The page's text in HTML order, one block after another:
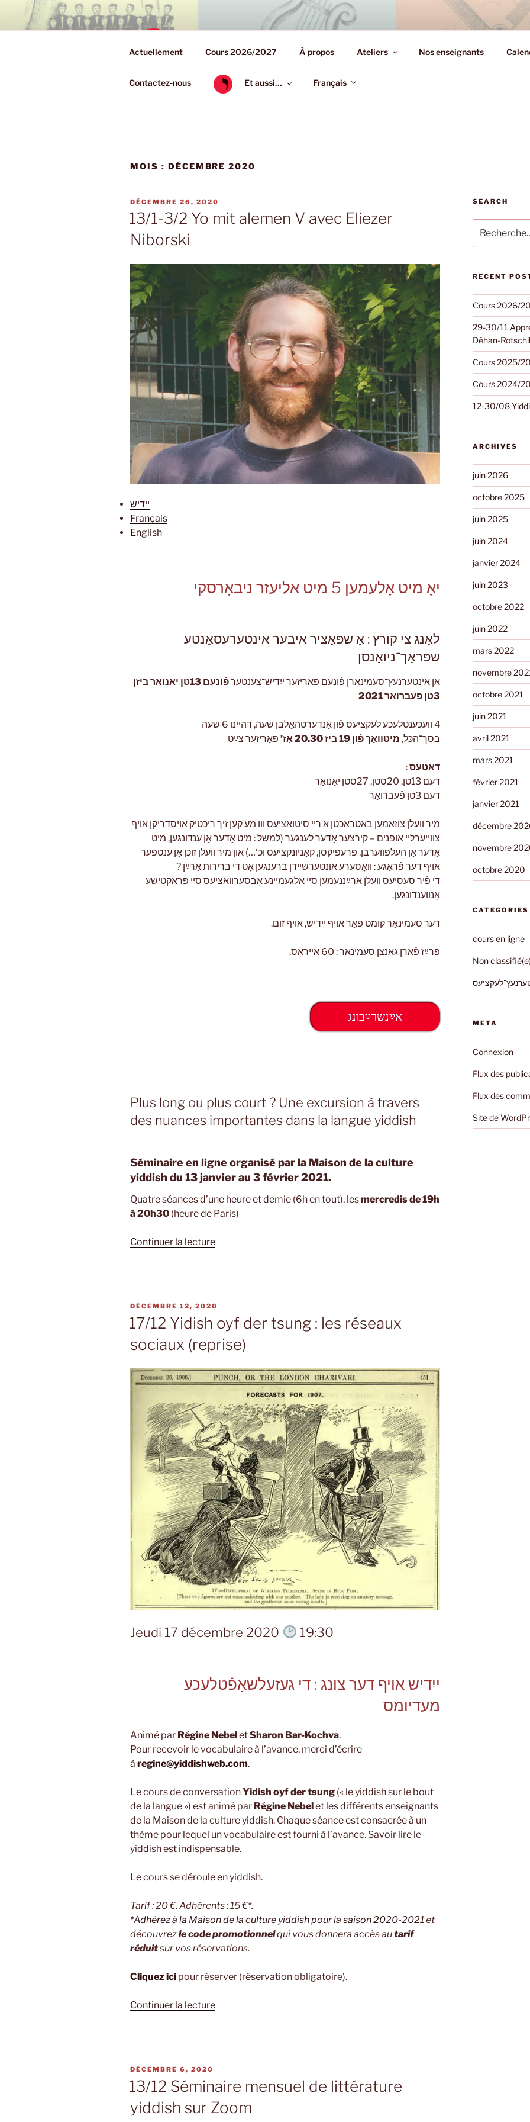
contenu
COURS.YIDDISH.PARIS
Actuellement Cours 2026/2027 À propos Ateliers Nos enseignants
Contactez-nous Et aussi… Français
MOIS : DÉCEMBRE 2020
PUBLIÉ
LE
DÉCEMBRE 26, 2020
13/1-3/2 Yo mit alemen V avec Eliezer
Niborski
ייִדיש
Français
English
יאָ מיט אַלעמען 5 מיט אליעזר ניבאָרסקי
לאַנג צי קורץ : אַ שפּאַציר איבער אינטערעסאַנטע
שפּראַך־ניואַנסן
אַן אינטערנעץ־סעמינאַרן פֿונעם פּאַריזער ייִדיש־צענטער
פֿונעם 13טן יאַנואַר ביזן
3טן פֿעברואַר
2021
4 וועכענטלעכע לעקציעס פֿון אָנדערטהאַלבן שעה, דהײַנו 6 שעה
בסך־הכּל, מיטוואָך פֿון 19 ביז 20.30 אַז’ פּאַריזער צײַט
דאַטעס:
דעם 13טן, 20סטן, 27סטן יאַנואַר
דעם 3טן פֿעברואַר
מיר וועלן צוזאַמען באַטראַכטן אַ ריי סיטואַציעס וווּ מע קען זיך ריכטיק אויסדריקן אויף
צווייערליי אופֿנים – קירצער אָדער לענגער (למשל : מיט אָדער אָן ענדונגען, מיט
אָדער אָן העלפֿווערבן, פּרעפֿיקסן, קאָניונקציעס וכ‘…) און מיר וועלן זוכן אַן ענטפֿער
אויף דער פֿראַגע : וואָסערע אונטערשיידן ברענגען אָט די ברירות אַרײַן ?
די פֿיר סעסיעס וועלן אַרײַננעמען סײַ אַלגעמיינע אָבסערוואַציעס סײַ פּראַקטישע
אָנווענדונגען.
דער סעמינאַר קומט פֿאָר אויף ייִדיש, אויף זום.
פּרײַז פֿאַרן גאַנצן סעמינאַר : 60 אייראָס.
אײַנשרײַבונג
Plus long ou plus court ? Une excursion à travers
des nuances importantes dans la langue yiddish
Séminaire en ligne organisé par la Maison de la culture
yiddish du 13 janvier au 3 février 2021.
Quatre séances d’une heure et demie (6h en tout), lesmercredis de 19h
à 20h30 (heure de Paris)
Continuer la lecturede
alemen
V
avec
Eliezer
Niborski »
PUBLIÉ
LE
DÉCEMBRE 12, 2020
17/12 Yidish oyf der tsung : les réseaux
sociaux (reprise)
Jeudi 17 décembre 2020 19:30
ייִדיש אויף דער צונג : די געזעלשאַפֿטלעכע
מעדיומס
Animé par Régine NebeletSharon Bar-Kochva.
Pour recevoir le vocabulaire à l’avance, merci d’écrire
à regine@yiddishweb.com.
Le cours de conversationYidish oyf der tsung (« le yiddish sur le bout
de la langue ») est animé par Régine Nebelet les différents enseignants
de la Maison de la culture yiddish. Chaque séance est consacrée à un
thème pour lequel un vocabulaire est fourni à l’avance. Savoir lire le
yiddish est indispensable.
Le cours se déroule en yiddish.
Tarif : 20 €. Adhérents : 15 €*.
*Adhérez à la Maison de la culture yiddish pour la saison 2020-2021et
découvrezle code promotionnelqui vous donnera accès autarif
réduitsur vos réservations.
Cliquez ici pour réserver (réservation obligatoire).
Continuer la lecturede
:
les
PUBLIÉ
LE
DÉCEMBRE 6, 2020
13/12 Séminaire mensuel de littérature
yiddish sur Zoom
SEARCH
pour
:
RECENT
Cours 2026/
29-30/11
Déhan-
Cours 2025/
Cours 2024/
12-30/08
ARCHIVES
juin 2026
octobre 2025
juin 2025
juin 2024
janvier 2024
juin 2023
octobre 2022
juin 2022
mars 2022
novembre
octobre 2021
juin 2021
avril 2021
mars 2021
février 2021
janvier 2021
décembre
novembre
octobre 2020
CATEGORIES
cours en ligne
Non classifié(e)
META
Connexion
Flux des
Flux des
Site de